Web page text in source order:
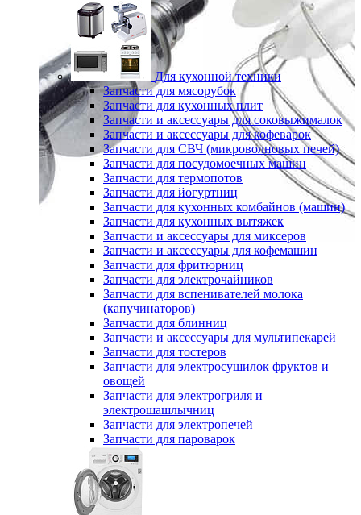
Для кухонной техники
Запчасти для мясорубок
Запчасти для кухонных плит
Запчасти и аксессуары для соковыжималок
Запчасти и аксессуары для кофеварок
Запчасти для СВЧ (микроволновых печей)
Запчасти для посудомоечных машин
Запчасти для термопотов
Запчасти для йогуртниц
Запчасти для кухонных комбайнов (машин)
Запчасти для кухонных вытяжек
Запчасти и аксессуары для миксеров
Запчасти и аксессуары для кофемашин
Запчасти для фритюрниц
Запчасти для электрочайников
Запчасти для вспенивателей молока
(капучинаторов)
Запчасти для блинниц
Запчасти и аксессуары для мультипекарей
Запчасти для тостеров
Запчасти для электросушилок фруктов и
овощей
Запчасти для электрогриля и
электрошашлычниц
Запчасти для электропечей
Запчасти для пароварок